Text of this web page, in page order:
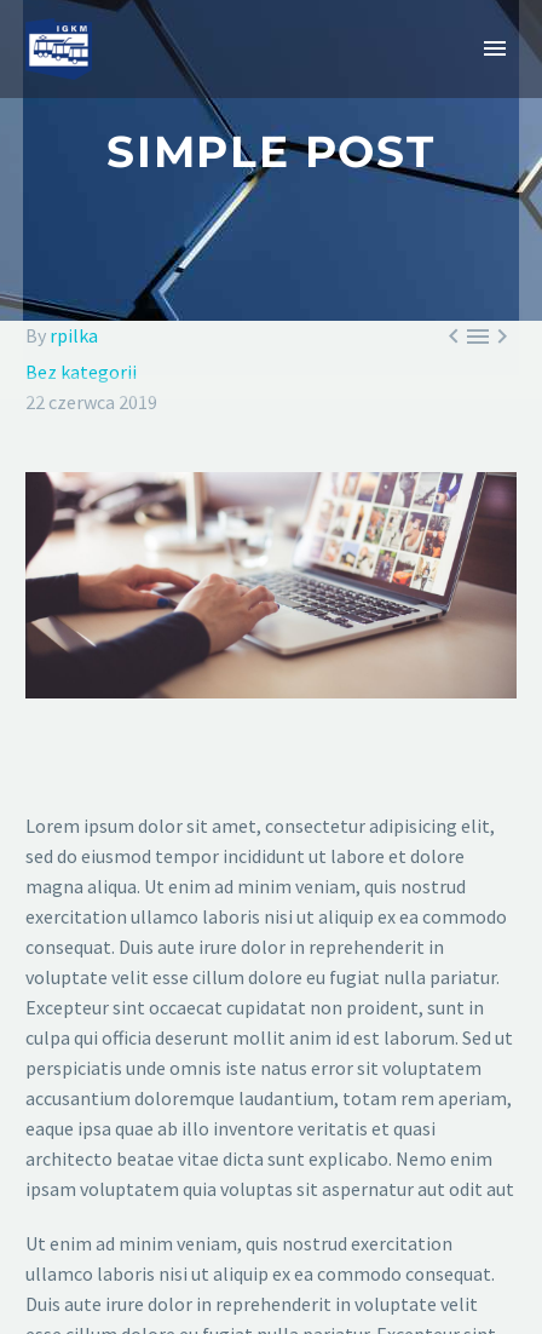
SIMPLE POST

By rpilka
Bez kategorii
22 czerwca 2019
Lorem ipsum dolor sit amet, consectetur adipisicing elit,
sed do eiusmod tempor incididunt ut labore et dolore
magna aliqua. Ut enim ad minim veniam, quis nostrud
exercitation ullamco laboris nisi ut aliquip ex ea commodo
consequat. Duis aute irure dolor in reprehenderit in
voluptate velit esse cillum dolore eu fugiat nulla pariatur.
Excepteur sint occaecat cupidatat non proident, sunt in
culpa qui officia deserunt mollit anim id est laborum. Sed ut
perspiciatis unde omnis iste natus error sit voluptatem
accusantium doloremque laudantium, totam rem aperiam,
eaque ipsa quae ab illo inventore veritatis et quasi
architecto beatae vitae dicta sunt explicabo. Nemo enim
ipsam voluptatem quia voluptas sit aspernatur aut odit aut
Ut enim ad minim veniam, quis nostrud exercitation
ullamco laboris nisi ut aliquip ex ea commodo consequat.
Duis aute irure dolor in reprehenderit in voluptate velit